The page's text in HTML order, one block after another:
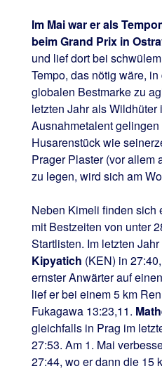
Im Mai war er als
beim Grand Prix in
und lief dort bei
Tempo, das nötig wäre,
globalen Bestmarke zu
letzten Jahr als
Ausnahmetalent
Husarenstück wie
Prager Plaster (vor allem
zu legen, wird sich am
Neben Kimeli finden sich
mit Bestzeiten von unter
Startlisten. Im letzten
Kipyatich (KEN) in
ernster Anwärter auf
lief er bei einem 5 km
Fukagawa 13:23,11.
gleichfalls in Prag im
27:53. Am 1. Mai
27:44, wo er dann die 15